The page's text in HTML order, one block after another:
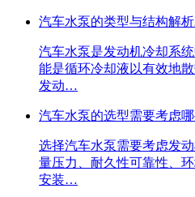
汽车水泵的类型与结构解析
汽车水泵是发动机冷却系
能是循环冷却液以有效地
发动…
汽车水泵的选型需要考虑哪
选择汽车水泵需要考虑发
量压力、耐久性可靠性、
安装…